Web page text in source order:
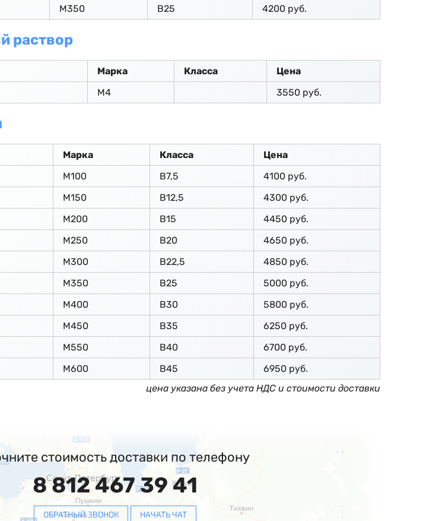
М350 В25 4200 руб.
раствор
Марка Класса
Цена
М4 3550 руб.
Марка Класса
Цена
М100 В7,5
4100 руб.
М150 В12,5
4300 руб.
М200 В15
4450 руб.
М250 В20
4650 руб.
М300 В22,5
4850 руб.
М350 В25
5000 руб.
М400 В30
5800 руб.
М450 В35
6250 руб.
М550 В40
6700 руб.
М600 В45
6950 руб.
цена указана без учета НДС и стоимости доставки
стоимость доставки по телефону
8 812 467 39 41
ОБРАТНЫЙ ЗВОНОК НАЧАТЬ ЧАТ